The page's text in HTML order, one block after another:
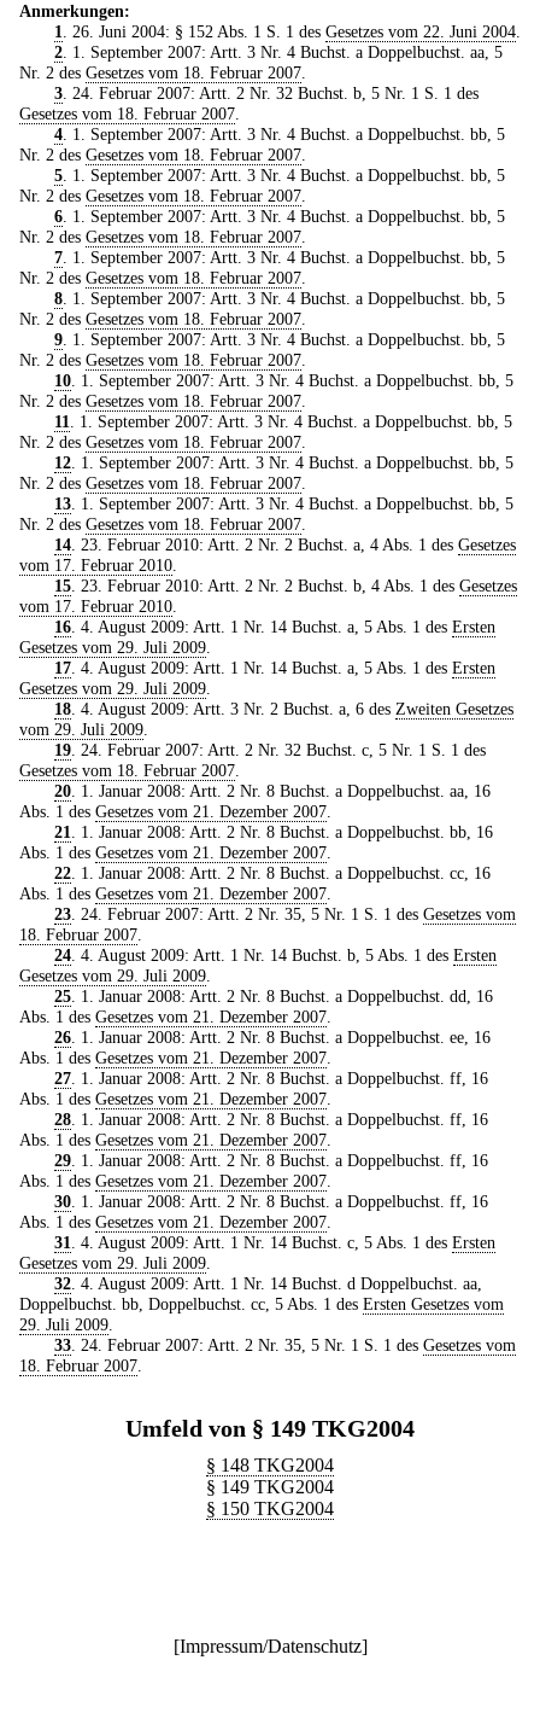
Anmerkungen:
1
. 26. Juni 2004: § 152 Abs. 1 S. 1 des Gesetzes vom 22. Juni 2004.
2. 1. September 2007: Artt. 3 Nr. 4 Buchst. a Doppelbuchst. aa, 5
Nr. 2 des Gesetzes vom 18. Februar 2007
3. 24. Februar 2007: Artt. 2 Nr. 32 Buchst. b, 5 Nr. 1 S. 1 des
Gesetzes vom 18. Februar 2007
4. 1. September 2007: Artt. 3 Nr. 4 Buchst. a Doppelbuchst. bb, 5
Nr. 2 des Gesetzes vom 18. Februar 2007
5. 1. September 2007: Artt. 3 Nr. 4 Buchst. a Doppelbuchst. bb, 5
Nr. 2 des Gesetzes vom 18. Februar 2007
6. 1. September 2007: Artt. 3 Nr. 4 Buchst. a Doppelbuchst. bb, 5
Nr. 2 des Gesetzes vom 18. Februar 2007
7. 1. September 2007: Artt. 3 Nr. 4 Buchst. a Doppelbuchst. bb, 5
Nr. 2 des Gesetzes vom 18. Februar 2007
8. 1. September 2007: Artt. 3 Nr. 4 Buchst. a Doppelbuchst. bb, 5
Nr. 2 des Gesetzes vom 18. Februar 2007
9. 1. September 2007: Artt. 3 Nr. 4 Buchst. a Doppelbuchst. bb, 5
Nr. 2 des Gesetzes vom 18. Februar 2007
10. 1. September 2007: Artt. 3 Nr. 4 Buchst. a Doppelbuchst. bb, 5
Nr. 2 des Gesetzes vom 18. Februar 2007
11
. 1. September 2007: Artt. 3 Nr. 4 Buchst. a Doppelbuchst. bb, 5
Nr. 2 des Gesetzes vom 18. Februar 2007
12. 1. September 2007: Artt. 3 Nr. 4 Buchst. a Doppelbuchst. bb, 5
Nr. 2 des Gesetzes vom 18. Februar 2007
13. 1. September 2007: Artt. 3 Nr. 4 Buchst. a Doppelbuchst. bb, 5
Nr. 2 des Gesetzes vom 18. Februar 2007
14. 23. Februar 2010: Artt. 2 Nr. 2 Buchst. a, 4 Abs. 1 des Gesetzes
vom 17. Februar 2010
15. 23. Februar 2010: Artt. 2 Nr. 2 Buchst. b, 4 Abs. 1 des Gesetzes
vom 17. Februar 2010
16. 4. August 2009: Artt. 1 Nr. 14 Buchst. a, 5 Abs. 1 des Ersten
Gesetzes vom 29. Juli 2009
17. 4. August 2009: Artt. 1 Nr. 14 Buchst. a, 5 Abs. 1 des Ersten
Gesetzes vom 29. Juli 2009
18. 4. August 2009: Artt. 3 Nr. 2 Buchst. a, 6 des Zweiten Gesetzes
vom 29. Juli 2009
19. 24. Februar 2007: Artt. 2 Nr. 32 Buchst. c, 5 Nr. 1 S. 1 des
Gesetzes vom 18. Februar 2007
20. 1. Januar 2008: Artt. 2 Nr. 8 Buchst. a Doppelbuchst. aa, 16
Abs. 1 des Gesetzes vom 21. Dezember 2007
21
. 1. Januar 2008: Artt. 2 Nr. 8 Buchst. a Doppelbuchst. bb, 16
Abs. 1 des Gesetzes vom 21. Dezember 2007
22. 1. Januar 2008: Artt. 2 Nr. 8 Buchst. a Doppelbuchst. cc, 16
Abs. 1 des Gesetzes vom 21. Dezember 2007
23. 24. Februar 2007: Artt. 2 Nr. 35, 5 Nr. 1 S. 1 des Gesetzes vom
18. Februar 2007
24. 4. August 2009: Artt. 1 Nr. 14 Buchst. b, 5 Abs. 1 des Ersten
Gesetzes vom 29. Juli 2009
25. 1. Januar 2008: Artt. 2 Nr. 8 Buchst. a Doppelbuchst. dd, 16
Abs. 1 des Gesetzes vom 21. Dezember 2007
26. 1. Januar 2008: Artt. 2 Nr. 8 Buchst. a Doppelbuchst. ee, 16
Abs. 1 des Gesetzes vom 21. Dezember 2007
27. 1. Januar 2008: Artt. 2 Nr. 8 Buchst. a Doppelbuchst. ff, 16
Abs. 1 des Gesetzes vom 21. Dezember 2007
28. 1. Januar 2008: Artt. 2 Nr. 8 Buchst. a Doppelbuchst. ff, 16
Abs. 1 des Gesetzes vom 21. Dezember 2007
29. 1. Januar 2008: Artt. 2 Nr. 8 Buchst. a Doppelbuchst. ff, 16
Abs. 1 des Gesetzes vom 21. Dezember 2007
30. 1. Januar 2008: Artt. 2 Nr. 8 Buchst. a Doppelbuchst. ff, 16
Abs. 1 des Gesetzes vom 21. Dezember 2007
31
. 4. August 2009: Artt. 1 Nr. 14 Buchst. c, 5 Abs. 1 des Ersten
Gesetzes vom 29. Juli 2009
32. 4. August 2009: Artt. 1 Nr. 14 Buchst. d Doppelbuchst. aa,
Doppelbuchst. bb, Doppelbuchst. cc, 5 Abs. 1 des Ersten Gesetzes vom
29. Juli 2009
33. 24. Februar 2007: Artt. 2 Nr. 35, 5 Nr. 1 S. 1 des Gesetzes vom
18. Februar 2007
Umfeld von § 149 TKG2004
§ 148 TKG2004
§ 149 TKG2004
§ 150 TKG2004
[Impressum/Datenschutz]